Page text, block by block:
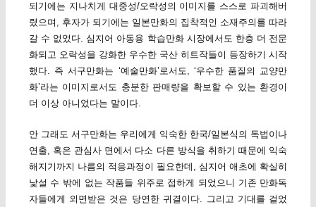
되기에는 지나치게 대중성/오락성의 이미지를 스스로 파괴해버
렸으며, 후자가 되기에는 일본만화의 집착적인 소재주의를 따라
갈 수 없었다. 심지어 아동용 학습만화 시장에서도 한층 더 전문
화되고 오락성을 강화한 우수한 국산 히트작들이 등장하기 시작
했다. 즉 서구만화는 ‘예술만화’로서도, ‘우수한 품질의 교양만
화’라는 이미지로서도 충분한 판매량을 확보할 수 있는 환경이
더 이상 아니었다는 말이다.
안 그래도 서구만화는 우리에게 익숙한 한국/일본식의 독법이나
연출, 혹은 관심사 면에서 다소 다른 방식을 취하기 때문에 익숙
해지기까지 나름의 적응과정이 필요한데, 심지어 애초에 확실히
낯설 수 밖에 없는 작품들 위주로 접하게 되었으니 기존 만화독
자들에게 외면받은 것은 당연한 귀결이다. 그리고 기대를 걸었